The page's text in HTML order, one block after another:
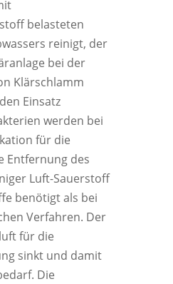
belasteten
reinigt, der
bei der
Klärschlamm
Einsatz
werden bei
für die
Entfernung des
Luft-Sauerstoff
benötigt als bei
Verfahren. Der
für die
sinkt und damit
Die